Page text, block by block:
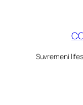
Suvremeni